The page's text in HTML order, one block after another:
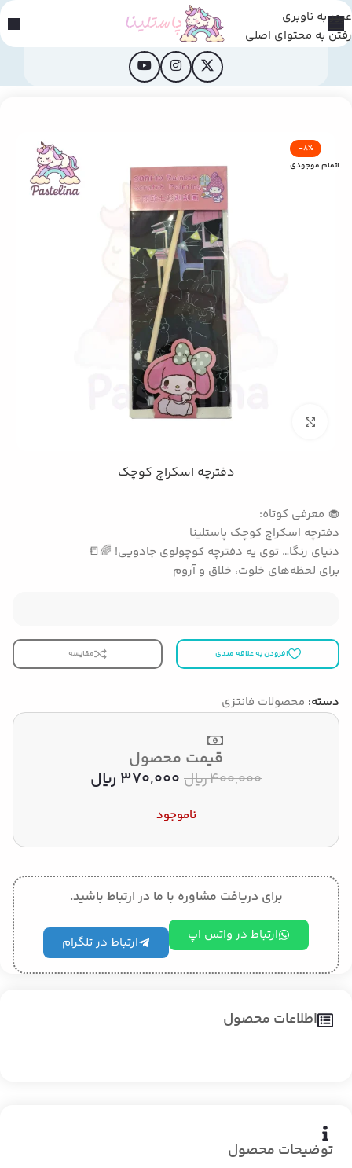
عبور به ناوبری
رفتن به محتوای اصلی
-8%
اتمام موجودی
بزرگنمایی تصویر
دفترچه اسکراچ کوچک
🧁 معرفی کوتاه:
دفترچه اسکراچ کوچک پاستلینا
دنیای رنگا… توی یه دفترچه کوچولوی جادویی! 🌈📒
برای لحظه‌های خلوت، خلاق و آروم
افزودن به علاقه مندی مقایسه
دسته: محصولات فانتزی
قیمت محصول
400,000﷼ 370,000 ﷼
ناموجود
برای دریافت مشاوره با ما در ارتباط باشید.
ارتباط در واتس اپ ارتباط در تلگرام
توضیحات محصول
اطلاعات محصول